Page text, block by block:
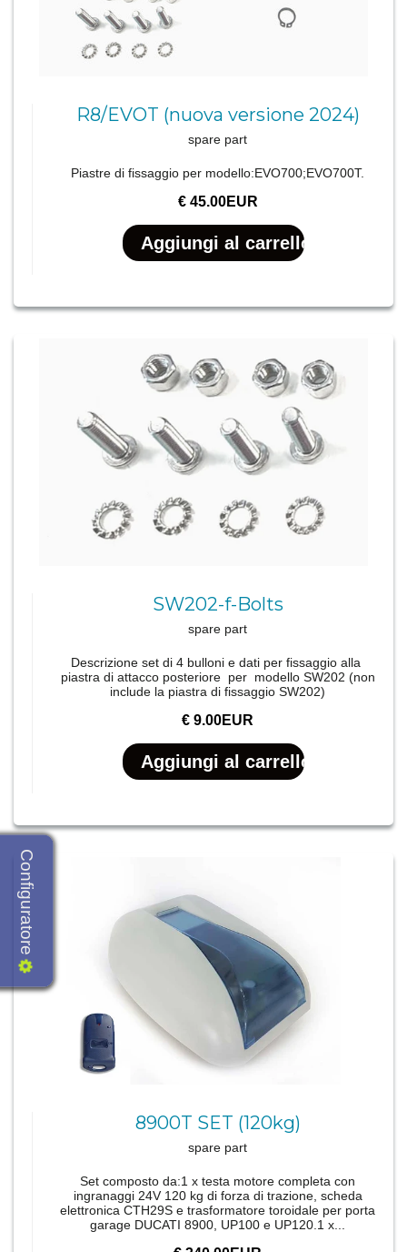
R8/EVOT (nuova versione 2024)
spare part
Piastre di fissaggio per modello:EVO700;EVO700T.
€ 45.00EUR
SW202-f-Bolts
spare part
Descrizione set di 4 bulloni e dati per fissaggio alla
piastra di attacco posteriore per modello SW202 (non
include la piastra di fissaggio SW202)
€ 9.00EUR
8900T SET (120kg)
spare part
Set composto da:1 x testa motore completa con
ingranaggi 24V 120 kg di forza di trazione, scheda
elettronica CTH29S e trasformatore toroidale per porta
garage DUCATI 8900, UP100 e UP120.1 x...
Configuratore